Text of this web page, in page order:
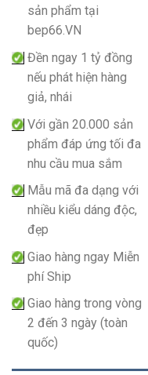
sản phẩm tại
bep66.VN
Đền ngay 1 tỷ đồng
nếu phát hiện hàng
giả, nhái
Với gần 20.000 sản
phẩm đáp ứng tối đa
nhu cầu mua sắm
Mẫu mã đa dạng với
nhiều kiểu dáng độc,
đẹp
Giao hàng ngay Miễn
phí Ship
Giao hàng trong vòng
2 đến 3 ngày (toàn
quốc)